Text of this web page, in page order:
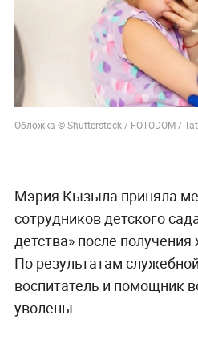
Обложка © Shutterstock / FOTODOM /
Мэрия Кызыла приняла
сотрудников детского
детства» после
По результатам
воспитатель и помощник
уволены.